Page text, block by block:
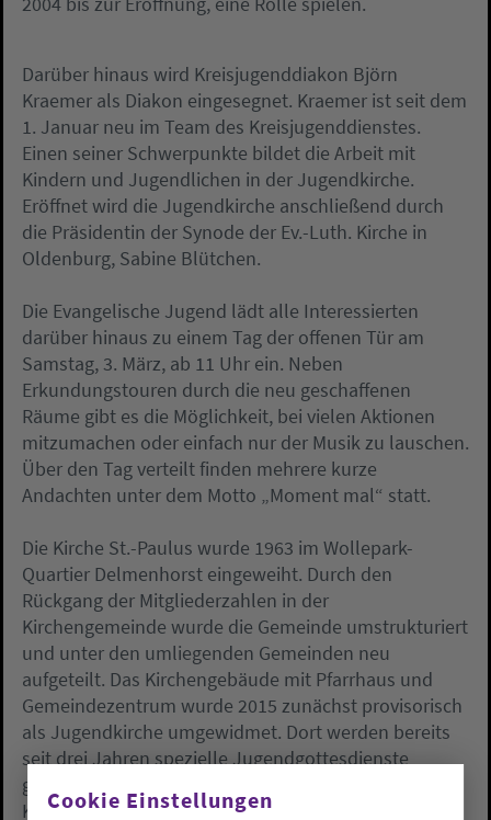
Darüber hinaus wird Kreisjugenddiakon Björn
Kraemer als Diakon eingesegnet. Kraemer ist seit dem
1. Januar neu im Team des Kreisjugenddienstes.
Einen seiner Schwerpunkte bildet die Arbeit mit
Kindern und Jugendlichen in der Jugendkirche.
Eröffnet wird die Jugendkirche anschließend durch
die Präsidentin der Synode der Ev.-Luth. Kirche in
Oldenburg, Sabine Blütchen.
Die Evangelische Jugend lädt alle Interessierten
darüber hinaus zu einem Tag der offenen Tür am
Samstag, 3. März, ab 11 Uhr ein. Neben
Erkundungstouren durch die neu geschaffenen
Räume gibt es die Möglichkeit, bei vielen Aktionen
mitzumachen oder einfach nur der Musik zu lauschen.
Über den Tag verteilt finden mehrere kurze
Andachten unter dem Motto „Moment mal“ statt.
Die Kirche St.-Paulus wurde 1963 im Wollepark-
Quartier Delmenhorst eingeweiht. Durch den
Rückgang der Mitgliederzahlen in der
Kirchengemeinde wurde die Gemeinde umstrukturiert
und unter den umliegenden Gemeinden neu
aufgeteilt. Das Kirchengebäude mit Pfarrhaus und
Gemeindezentrum wurde 2015 zunächst provisorisch
als Jugendkirche umgewidmet. Dort werden bereits
seit drei Jahren spezielle Jugendgottesdienste
gefeiert und fünf der Hauptamtlichen des
Kirchenkreis-Jugenddienstes haben dort ihren
Cookie Einstellungen